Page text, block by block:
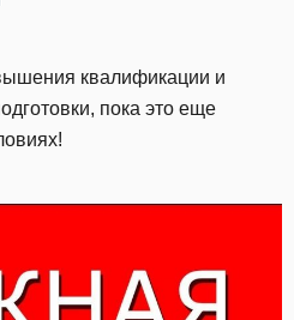
квалификации и
пока это еще